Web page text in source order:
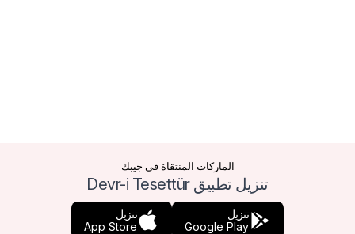
الماركات المنتقاة في جيبك
تنزيل تطبيق Devr-i Tesettür
تنزيل
Google Play
تنزيل
App Store